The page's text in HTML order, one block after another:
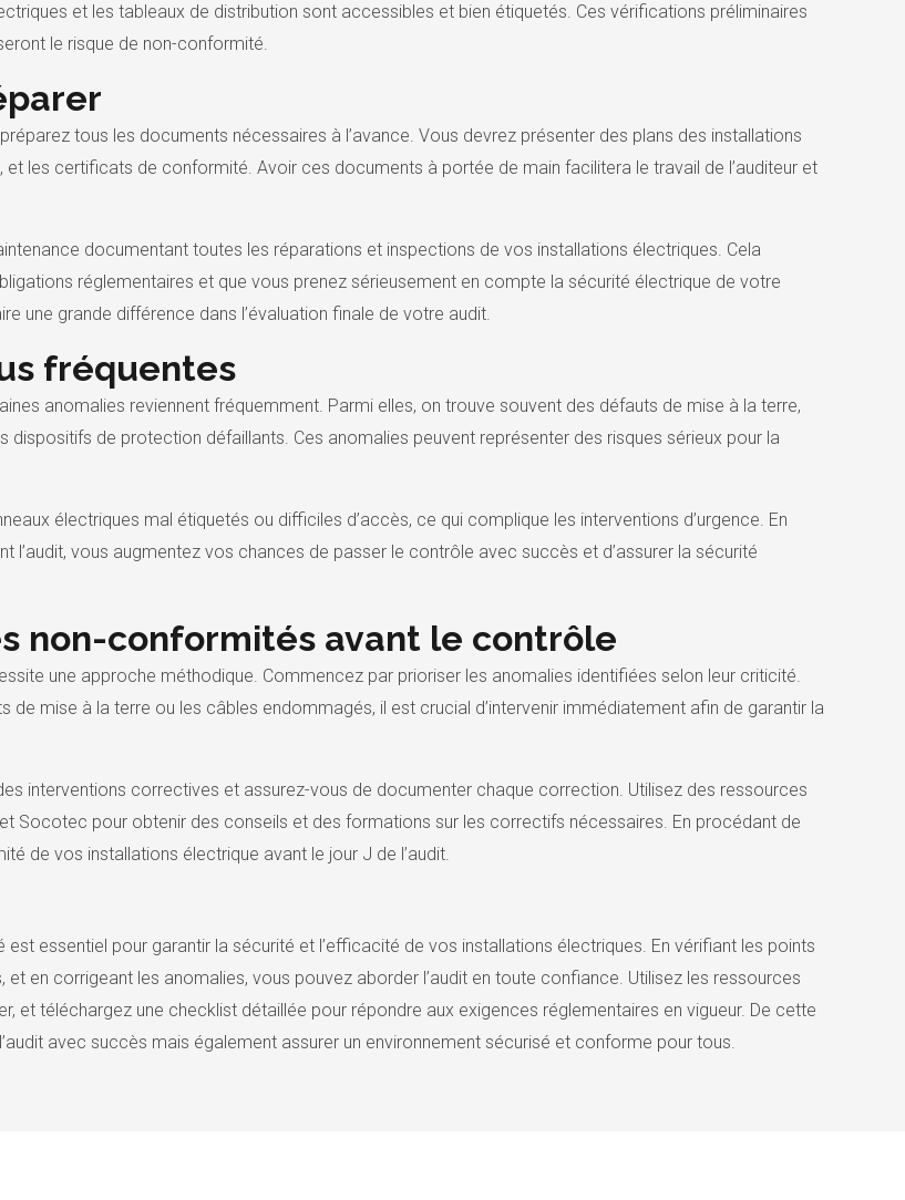
et les tableaux de distribution sont accessibles et bien étiquetés. Ces vérifications préliminaires
le risque de non-conformité.
tous les documents nécessaires à l’avance. Vous devrez présenter des plans des installations
les certificats de conformité. Avoir ces documents à portée de main facilitera le travail de l’auditeur et
documentant toutes les réparations et inspections de vos installations électriques. Cela
réglementaires et que vous prenez sérieusement en compte la sécurité électrique de votre
une grande différence dans l’évaluation finale de votre audit.
fréquentes
anomalies reviennent fréquemment. Parmi elles, on trouve souvent des défauts de mise à la terre,
de protection défaillants. Ces anomalies peuvent représenter des risques sérieux pour la
électriques mal étiquetés ou difficiles d’accès, ce qui complique les interventions d’urgence. En
l’audit, vous augmentez vos chances de passer le contrôle avec succès et d’assurer la sécurité
non-conformités avant le contrôle
une approche méthodique. Commencez par prioriser les anomalies identifiées selon leur criticité.
mise à la terre ou les câbles endommagés, il est crucial d’intervenir immédiatement afin de garantir la
interventions correctives et assurez-vous de documenter chaque correction. Utilisez des ressources
Socotec pour obtenir des conseils et des formations sur les correctifs nécessaires. En procédant de
de vos installations électrique avant le jour J de l’audit.
essentiel pour garantir la sécurité et l’efficacité de vos installations électriques. En vérifiant les points
en corrigeant les anomalies, vous pouvez aborder l’audit en toute confiance. Utilisez les ressources
et téléchargez une checklist détaillée pour répondre aux exigences réglementaires en vigueur. De cette
avec succès mais également assurer un environnement sécurisé et conforme pour tous.